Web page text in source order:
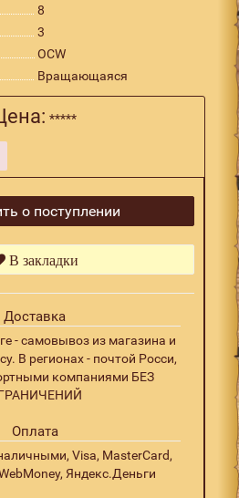
8
3
OCW
Вращающаяся
*****
о поступлении
В закладки
Доставка
- самовывоз из магазина и
В регионах - почтой Росси,
компаниями БЕЗ
Оплата
Visa, MasterCard,
Яндекс.Деньги